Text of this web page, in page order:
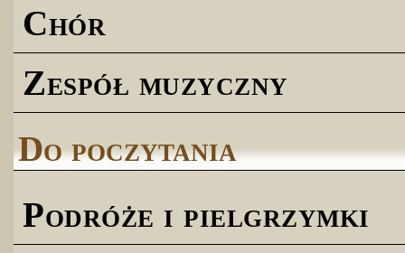
Chór
Zespół muzyczny
Do poczytania
Podróże i pielgrzymki